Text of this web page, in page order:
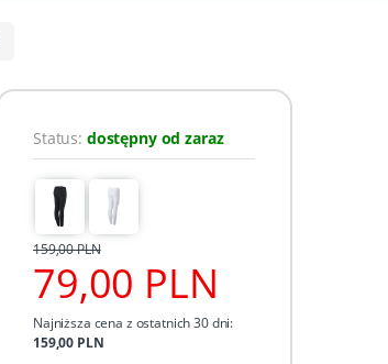
Status: dostępny od zaraz
79,00 PLN
159,00 PLN
Najniższa cena z ostatnich 30 dni:
159,00 PLN